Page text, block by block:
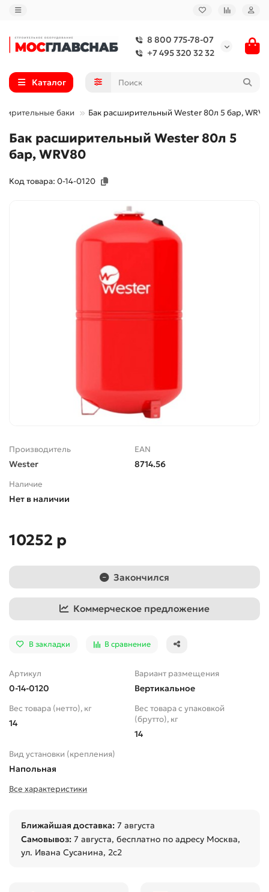
8 800 775-78-07
+7 495 320 32 32
Каталог
баки Бак расширительный Wester 80л 5 бар,
Бак расширительный Wester 80л 5
бар, WRV80
Код товара: 0-14-0120
Производитель
Wester
EAN
8714.56
Наличие
Нет в наличии
10252 р
Закончился
Коммерческое предложение
В закладки В сравнение
Артикул
0-14-0120
Вариант размещения
Вертикальное
Вес товара (нетто), кг
14
Вес товара с упаковкой
(брутто), кг
14
Вид установки (крепления)
Напольная
Все характеристики
Ближайшая доставка: 7 августа
Самовывоз: 7 августа, бесплатно по адресу Москва,
ул. Ивана Сусанина, 2с2